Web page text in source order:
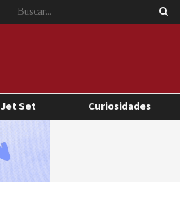
Jet Set Curiosidades